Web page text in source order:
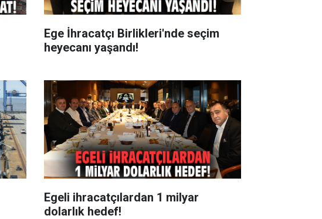
Ege İhracatçı Birlikleri'nde seçim
heyecanı yaşandı!
Egeli ihracatçılardan 1 milyar
dolarlık hedef!